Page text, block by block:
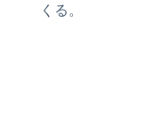
くる。